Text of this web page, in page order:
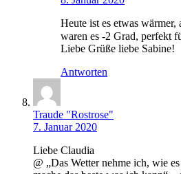
Heute ist es etwas wärmer,
waren es -2 Grad, perfekt
Liebe Grüße liebe Sabine!
Antworten
Traude "Rostrose"
7. Januar 2020
Liebe Claudia
@ „Das Wetter nehme ich, wie